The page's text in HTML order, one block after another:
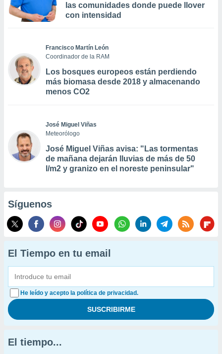
las comunidades donde puede llover
con intensidad
Francisco Martín León
Coordinador de la RAM
Los bosques europeos están perdiendo
más biomasa desde 2018 y almacenando
menos CO2
José Miguel Viñas
Meteorólogo
José Miguel Viñas avisa: "Las tormentas
de mañana dejarán lluvias de más de 50
l/m2 y granizo en el noreste peninsular"
Síguenos
El Tiempo en tu email
He leído y acepto la política de privacidad.
El tiempo...